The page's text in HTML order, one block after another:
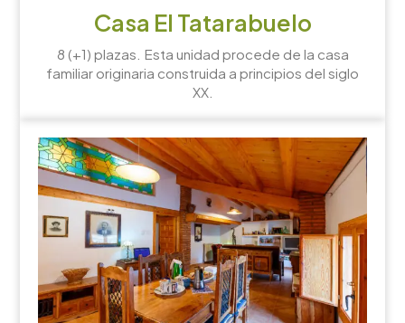
Casa El Tatarabuelo
8 (+1) plazas. Esta unidad procede de la casa
familiar originaria construida a principios del siglo
XX.